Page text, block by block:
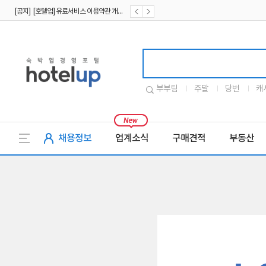
[공지] [호텔업] 유료서비스 이용약관 개정본2 (19.09.02)
부부팀 주말 당번 캐
채용정보 업계소식 구매견적 부동산